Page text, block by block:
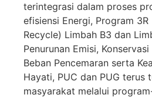
terintegrasi dalam proses
efisiensi Energi, Program 3R
Recycle) Limbah B3 dan
Penurunan Emisi,
Beban Pencemaran serta
Hayati, PUC dan PUG terus
masyarakat melalui